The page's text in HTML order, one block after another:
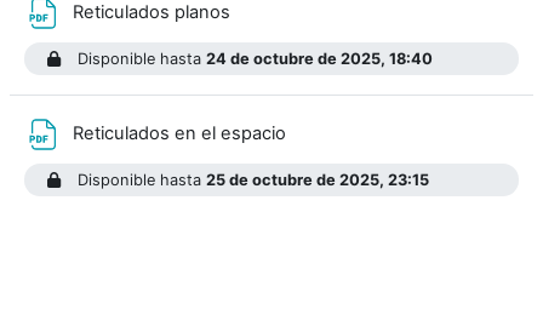
Reticulados planos
Disponible hasta24 de octubre de 2025, 18:40
Reticulados en el espacio
Disponible hasta25 de octubre de 2025, 23:15